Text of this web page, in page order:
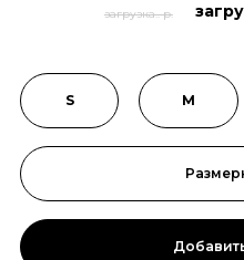
M
S
загрузка.. р.